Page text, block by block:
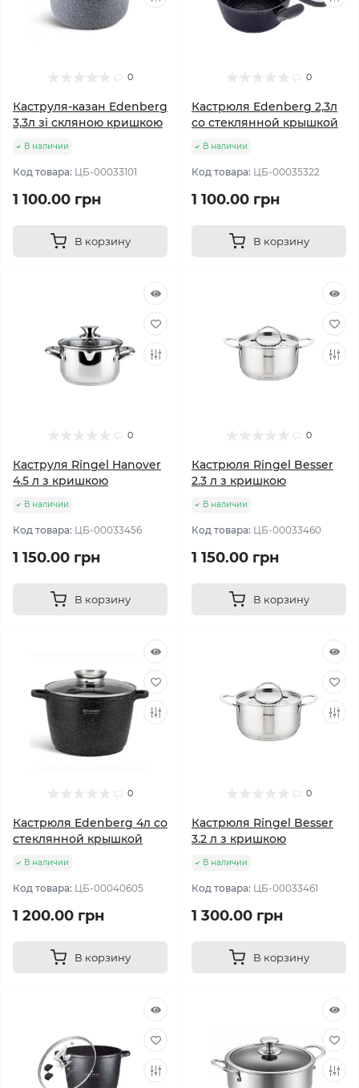
0
Каструля-казан Edenberg
3,3л зі скляною кришкою
В наличии
Код товара: ЦБ-00033101
1 100.00 грн
В корзину
0
Кастрюля Edenberg 2,3л
со стеклянной крышкой
В наличии
Код товара: ЦБ-00035322
1 100.00 грн
В корзину
0
Каструля Ringel Hanover
4.5 л з кришкою
В наличии
Код товара: ЦБ-00033456
1 150.00 грн
В корзину
0
Кастрюля Ringel Besser
2.3 л з кришкою
В наличии
Код товара: ЦБ-00033460
1 150.00 грн
В корзину
0
Кастрюля Edenberg 4л со
стеклянной крышкой
В наличии
Код товара: ЦБ-00040605
1 200.00 грн
В корзину
0
Кастрюля Ringel Besser
3.2 л з кришкою
В наличии
Код товара: ЦБ-00033461
1 300.00 грн
В корзину